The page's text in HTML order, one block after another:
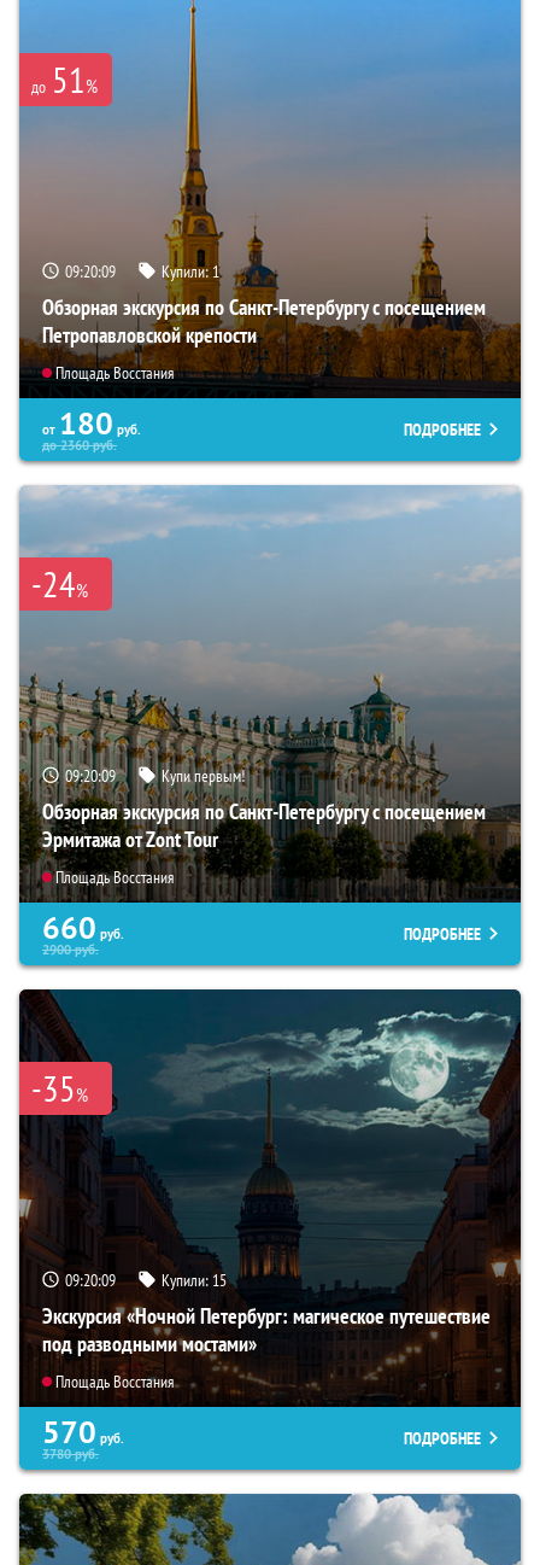
до 51%
09:20:08 Купили:1
Обзорная экскурсия по Санкт-Петербургу с посещением
Петропавловской крепости
Площадь Восстания
от 180 руб.
до2360руб.
ПОДРОБНЕЕ
-24%
09:20:08 Купи первым!
Обзорная экскурсия по Санкт-Петербургу с посещением
Эрмитажа от Zont Tour
Площадь Восстания
660 руб.
2900руб.
ПОДРОБНЕЕ
-35%
09:20:08 Купили: 15
Экскурсия «Ночной Петербург: магическое путешествие
под разводными мостами»
Площадь Восстания
570 руб.
3780руб.
ПОДРОБНЕЕ